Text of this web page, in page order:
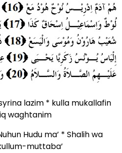
lazim * kulla mukallafin
waghtanim
Hudu ma’ * Shalih wa
muttaba’